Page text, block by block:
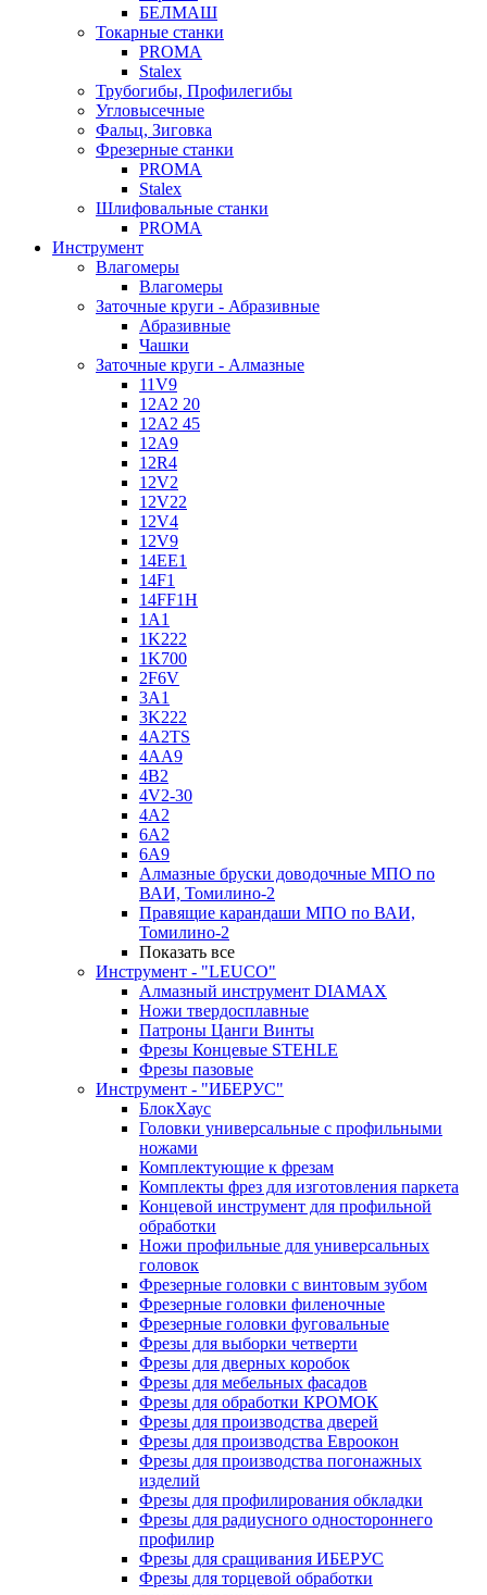
БЕЛМАШ
Токарные станки
PROMA
Stalex
Трубогибы, Профилегибы
Угловысечные
Фальц, Зиговка
Фрезерные станки
PROMA
Stalex
Шлифовальные станки
PROMA
Инструмент
Влагомеры
Влагомеры
Заточные круги - Абразивные
Абразивные
Чашки
Заточные круги - Алмазные
11V9
12A2 20
12A2 45
12A9
12R4
12V2
12V22
12V4
12V9
14EE1
14F1
14FF1H
1A1
1K222
1K700
2F6V
3A1
3K222
4A2TS
4AA9
4B2
4V2-30
4А2
6A2
6A9
Алмазные бруски доводочные МПО по
ВАИ, Томилино-2
Правящие карандаши МПО по ВАИ,
Томилино-2
Показать все
Инструмент - "LEUCO"
Алмазный инструмент DIAMAX
Ножи твердосплавные
Патроны Цанги Винты
Фрезы Концевые STEHLE
Фрезы пазовые
Инструмент - "ИБЕРУС"
БлокХаус
Головки универсальные с профильными
ножами
Комплектующие к фрезам
Комплекты фрез для изготовления паркета
Концевой инструмент для профильной
обработки
Ножи профильные для универсальных
головок
Фрезерные головки с винтовым зубом
Фрезерные головки филеночные
Фрезерные головки фуговальные
Фрезы для выборки четверти
Фрезы для дверных коробок
Фрезы для мебельных фасадов
Фрезы для обработки КРОМОК
Фрезы для производства дверей
Фрезы для производства Евроокон
Фрезы для производства погонажных
изделий
Фрезы для профилирования обкладки
Фрезы для радиусного одностороннего
профилир
Фрезы для сращивания ИБЕРУС
Фрезы для торцевой обработки